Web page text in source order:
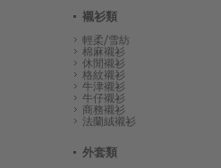
襯衫類
輕柔/雪紡
棉麻襯衫
休閒襯衫
格紋襯衫
牛津襯衫
牛仔襯衫
商務襯衫
法蘭絨襯衫
外套類